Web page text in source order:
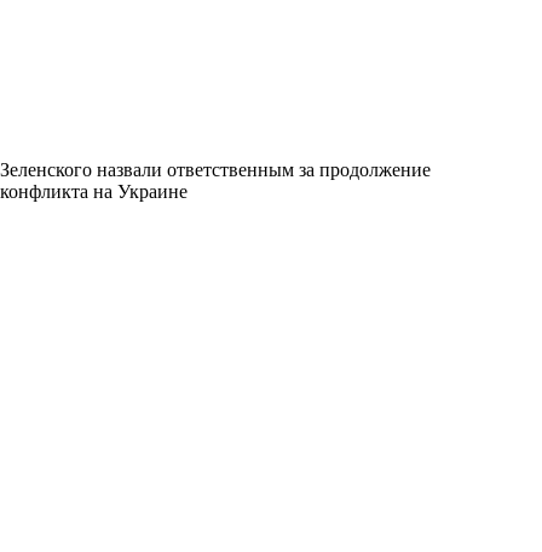
Зеленского назвали ответственным за продолжение
конфликта на Украине